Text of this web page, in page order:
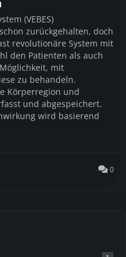
(VEBES)
zurückgehalten, doch
revolutionäre System mit
den Patienten als auch
mit
zu behandeln.
Körperregion und
und abgespeichert.
wird basierend
0